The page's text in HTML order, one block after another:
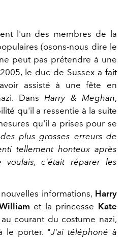
l'un des membres de la
(osons-nous dire le
peut pas prétendre à une
le duc de Sussex a fait
assisté à une fête en
DansHarry & Meghan,
qu'il a ressentie à la suite
qu'il a prises pour se
plus grosses erreurs de
tellement honteux après
c'était réparer les
informations, Harry
et la princesse Kate
courant du costume nazi,
le porter. "J'ai téléphoné à